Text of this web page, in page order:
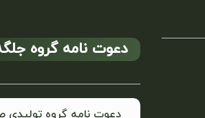
دعوت نامه گروه
دعوت نامه گروه تولیدی